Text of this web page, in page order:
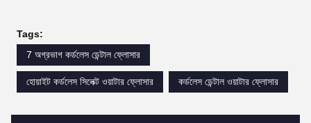
Tags:
7 অগ্রভাগ কর্ডলেস ডেন্টাল ফ্লোসার
হোয়াইট কর্ডলেস সিলেক্ট ওয়াটার ফ্লোসার কর্ডলেস ডেন্টাল ওয়াটার ফ্লোসার